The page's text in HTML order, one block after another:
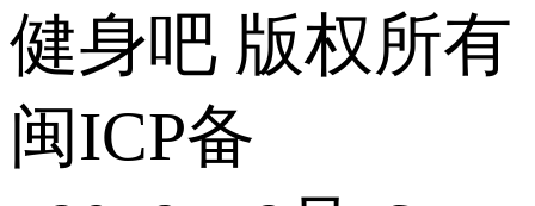
健身吧 版权所有
闽ICP备